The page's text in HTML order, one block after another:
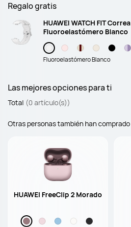
Regalo gratis
HUAWEI WATCH FIT Correa
Fluoroelastómero Blanco
Fluoroelastómero Blanco
Las mejores opciones para ti
Total (0 artículo(s))
Otras personas también han comprado
HUAWEI FreeClip 2 Morado